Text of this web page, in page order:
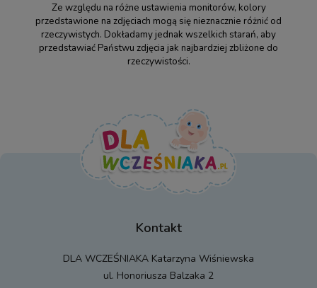
Ze względu na różne ustawienia monitorów, kolory
przedstawione na zdjęciach mogą się nieznacznie różnić od
rzeczywistych. Dokładamy jednak wszelkich starań, aby
przedstawiać Państwu zdjęcia jak najbardziej zbliżone do
rzeczywistości.
Kontakt
DLA WCZEŚNIAKA Katarzyna Wiśniewska
ul. Honoriusza Balzaka 2